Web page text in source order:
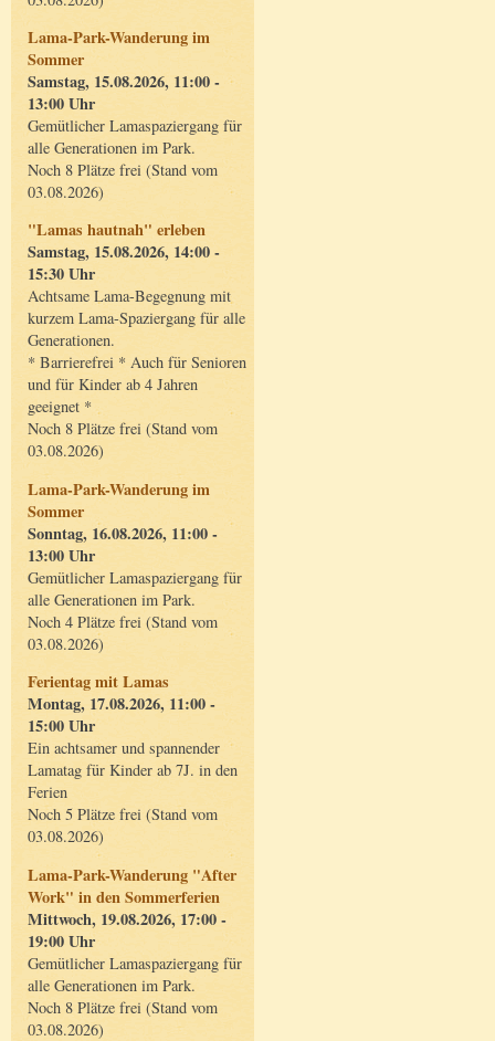
Lama-Park-Wanderung im
Sommer
Samstag, 15.08.2026, 11:00 -
13:00 Uhr
Gemütlicher Lamaspaziergang für
alle Generationen im Park.
Noch 8 Plätze frei (Stand vom
03.08.2026)
"Lamas hautnah" erleben
Samstag, 15.08.2026, 14:00 -
15:30 Uhr
Achtsame Lama-Begegnung mit
kurzem Lama-Spaziergang für alle
Generationen.
* Barrierefrei * Auch für Senioren
und für Kinder ab 4 Jahren
geeignet *
Noch 8 Plätze frei (Stand vom
03.08.2026)
Lama-Park-Wanderung im
Sommer
Sonntag, 16.08.2026, 11:00 -
13:00 Uhr
Gemütlicher Lamaspaziergang für
alle Generationen im Park.
Noch 4 Plätze frei (Stand vom
03.08.2026)
Ferientag mit Lamas
Montag, 17.08.2026, 11:00 -
15:00 Uhr
Ein achtsamer und spannender
Lamatag für Kinder ab 7J. in den
Ferien
Noch 5 Plätze frei (Stand vom
03.08.2026)
Lama-Park-Wanderung "After
Work" in den Sommerferien
Mittwoch, 19.08.2026, 17:00 -
19:00 Uhr
Gemütlicher Lamaspaziergang für
alle Generationen im Park.
Noch 8 Plätze frei (Stand vom
03.08.2026)